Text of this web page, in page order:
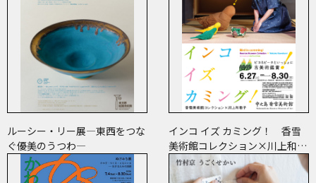
ルーシー・リー展―東西をつな
ぐ優美のうつわ―
インコ イズ カミング！ 香雪
美術館コレクション×川上和歌
子 ～ピコ＆ピータといっしょ
に古美術鑑賞～